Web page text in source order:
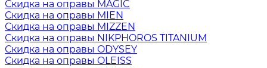
Скидка на оправы MAGIC
Скидка на оправы MIEN
Скидка на оправы MIZZEN
Скидка на оправы NIKPHOROS TITANIUM
Скидка на оправы ODYSEY
Скидка на оправы OLEISS